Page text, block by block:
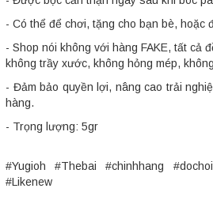
- Có thể để chơi, tặng cho bạn bè, hoặc
- Shop nói không với hàng FAKE, tất cả
không trầy xước, không hỏng mép,
- Đảm bảo quyền lợi, nâng cao trải
hàng.
- Trọng lượng: 5gr
#Yugioh #Thebai #chinhhang
#Likenew